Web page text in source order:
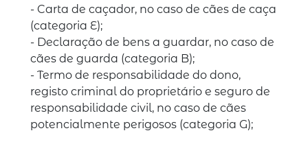
- Carta de caçador, no caso de cães de caça
(categoria E);
- Declaração de bens a guardar, no caso de
cães de guarda (categoria B);
- Termo de responsabilidade do dono,
registo criminal do proprietário e seguro de
responsabilidade civil, no caso de cães
potencialmente perigosos (categoria G);